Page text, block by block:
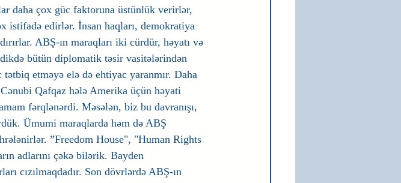
daha çox güc faktoruna üstünlük verirlər,
istifadə edirlər. İnsan haqları, demokratiya
ABŞ-ın maraqları iki cürdür, həyatı və
bütün diplomatik təsir vasitələrindən
etməyə elə də ehtiyac yaranmır. Daha
Qafqaz hələ Amerika üçün həyati
fərqlənərdi. Məsələn, biz bu davranışı,
Ümumi maraqlarda həm də ABŞ
”Freedom House", "Human Rights
adlarını çəkə bilərik. Bayden
cızılmaqdadır. Son dövrlərdə ABŞ-ın